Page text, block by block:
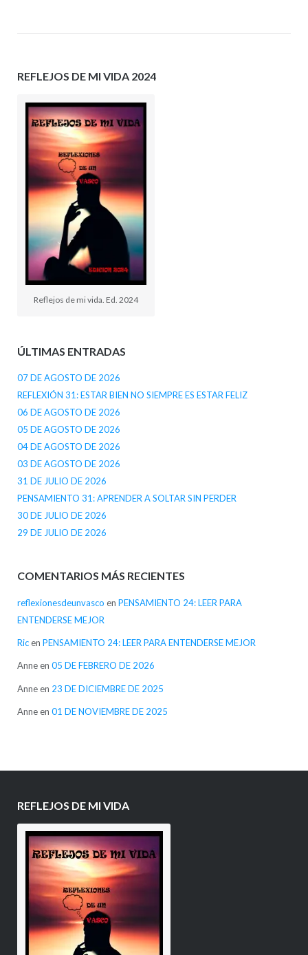
REFLEJOS DE MI VIDA 2024
Reflejos de mi vida. Ed. 2024
ÚLTIMAS ENTRADAS
07 DE AGOSTO DE 2026
REFLEXIÓN 31: ESTAR BIEN NO SIEMPRE ES ESTAR FELIZ
06 DE AGOSTO DE 2026
05 DE AGOSTO DE 2026
04 DE AGOSTO DE 2026
03 DE AGOSTO DE 2026
31 DE JULIO DE 2026
PENSAMIENTO 31: APRENDER A SOLTAR SIN PERDER
30 DE JULIO DE 2026
29 DE JULIO DE 2026
COMENTARIOS MÁS RECIENTES
reflexionesdeunvasco en PENSAMIENTO 24: LEER PARA
ENTENDERSE MEJOR
Ricen PENSAMIENTO 24: LEER PARA ENTENDERSE MEJOR
Anneen 05 DE FEBRERO DE 2026
Anneen 23 DE DICIEMBRE DE 2025
Anneen 01 DE NOVIEMBRE DE 2025
REFLEJOS DE MI VIDA